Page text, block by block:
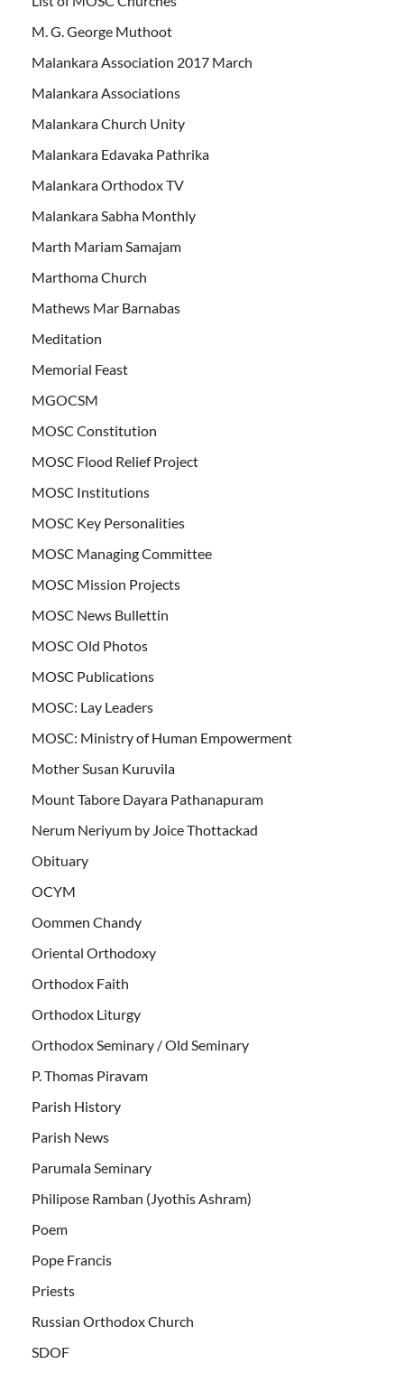
M. G. George Muthoot
Malankara Association 2017 March
Malankara Associations
Malankara Church Unity
Malankara Edavaka Pathrika
Malankara Orthodox TV
Malankara Sabha Monthly
Marth Mariam Samajam
Marthoma Church
Mathews Mar Barnabas
Meditation
Memorial Feast
MGOCSM
MOSC Constitution
MOSC Flood Relief Project
MOSC Institutions
MOSC Key Personalities
MOSC Managing Committee
MOSC Mission Projects
MOSC News Bullettin
MOSC Old Photos
MOSC Publications
MOSC: Lay Leaders
MOSC: Ministry of Human Empowerment
Mother Susan Kuruvila
Mount Tabore Dayara Pathanapuram
Nerum Neriyum by Joice Thottackad
Obituary
OCYM
Oommen Chandy
Oriental Orthodoxy
Orthodox Faith
Orthodox Liturgy
Orthodox Seminary / Old Seminary
P. Thomas Piravam
Parish History
Parish News
Parumala Seminary
Philipose Ramban (Jyothis Ashram)
Poem
Pope Francis
Priests
Russian Orthodox Church
SDOF